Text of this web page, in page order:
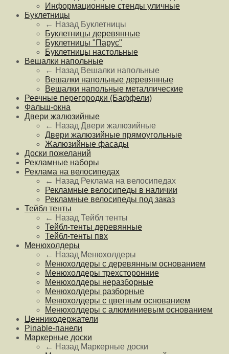
Информационные стенды уличные
Буклетницы
← Назад Буклетницы
Буклетницы деревянные
Буклетницы "Парус"
Буклетницы настольные
Вешалки напольные
← Назад Вешалки напольные
Вешалки напольные деревянные
Вешалки напольные металлические
Реечные перегородки (Баффели)
Фальш-окна
Двери жалюзийные
← Назад Двери жалюзийные
Двери жалюзийные прямоугольные
Жалюзийные фасады
Доски пожеланий
Рекламные наборы
Реклама на велосипедах
← Назад Реклама на велосипедах
Рекламные велосипеды в наличии
Рекламные велосипеды под заказ
Тейбл тенты
← Назад Тейбл тенты
Тейбл-тенты деревянные
Тейбл-тенты пвх
Менюхолдеры
← Назад Менюхолдеры
Менюхолдеры с деревянным основанием
Менюхолдеры трехсторонние
Менюхолдеры неразборные
Менюхолдеры разборные
Менюхолдеры с цветным основанием
Менюхолдеры с алюминиевым основанием
Ценникодержатели
Pinable-панели
Маркерные доски
← Назад Маркерные доски